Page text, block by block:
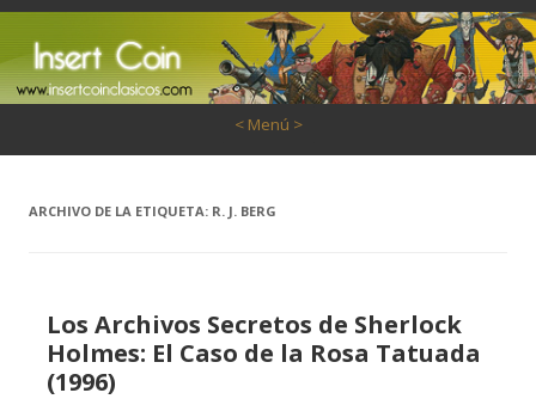
< Menú >
ARCHIVO DE LA ETIQUETA: R. J. BERG
Los Archivos Secretos de Sherlock
Holmes: El Caso de la Rosa Tatuada
(1996)